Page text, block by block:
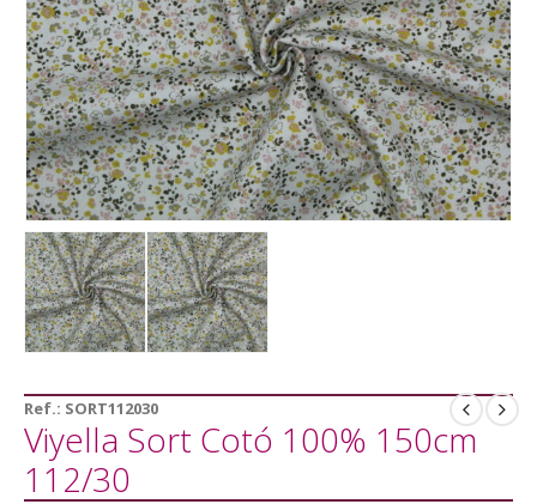
Ref.: SORT112030
Viyella Sort Cotó 100% 150cm
112/30